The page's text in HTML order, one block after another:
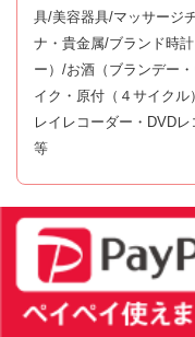
具/美容器具/マッサージ
ナ・貴金属/ブランド時
ー）/お酒（ブランデー
イク・原付（４サイク
レイレコーダー・DVD
等